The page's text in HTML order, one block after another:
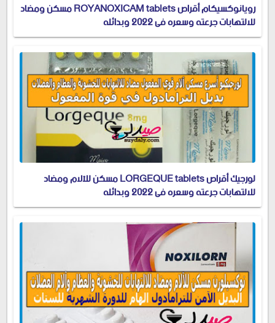
رويانوكسيكام أقراص ROYANOXICAM tablets مسكن ومضاد
للالتهابات جرعته وسعره في 2022 وبدائله
لورجيك أقراص LORGEQUE tablets مسكن للآلام ومضاد
للالتهابات جرعته وسعره في 2022 وبدائله